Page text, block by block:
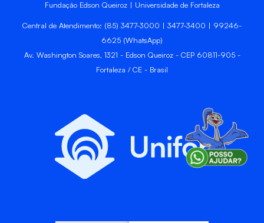
Fundação Edson Queiroz | Universidade de Fortaleza
Central de Atendimento: (85) 3477-3000 | 3477-3400 | 99246-
6625 (WhatsApp)
Av. Washington Soares, 1321 - Edson Queiroz - CEP 60811-905 -
Fortaleza / CE - Brasil